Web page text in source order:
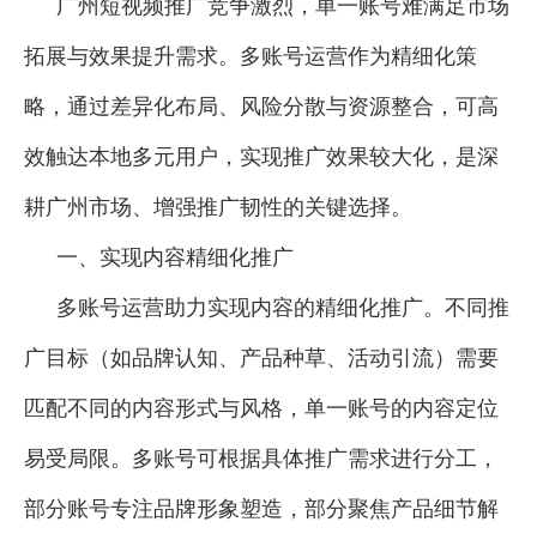
广州短视频推广竞争激烈，单一账号难满足市场
拓展与效果提升需求。多账号运营作为精细化策
略，通过差异化布局、风险分散与资源整合，可高
效触达本地多元用户，实现推广效果较大化，是深
耕广州市场、增强推广韧性的关键选择。
一、实现内容精细化推广
多账号运营助力实现内容的精细化推广。不同推
广目标（如品牌认知、产品种草、活动引流）需要
匹配不同的内容形式与风格，单一账号的内容定位
易受局限。多账号可根据具体推广需求进行分工，
部分账号专注品牌形象塑造，部分聚焦产品细节解